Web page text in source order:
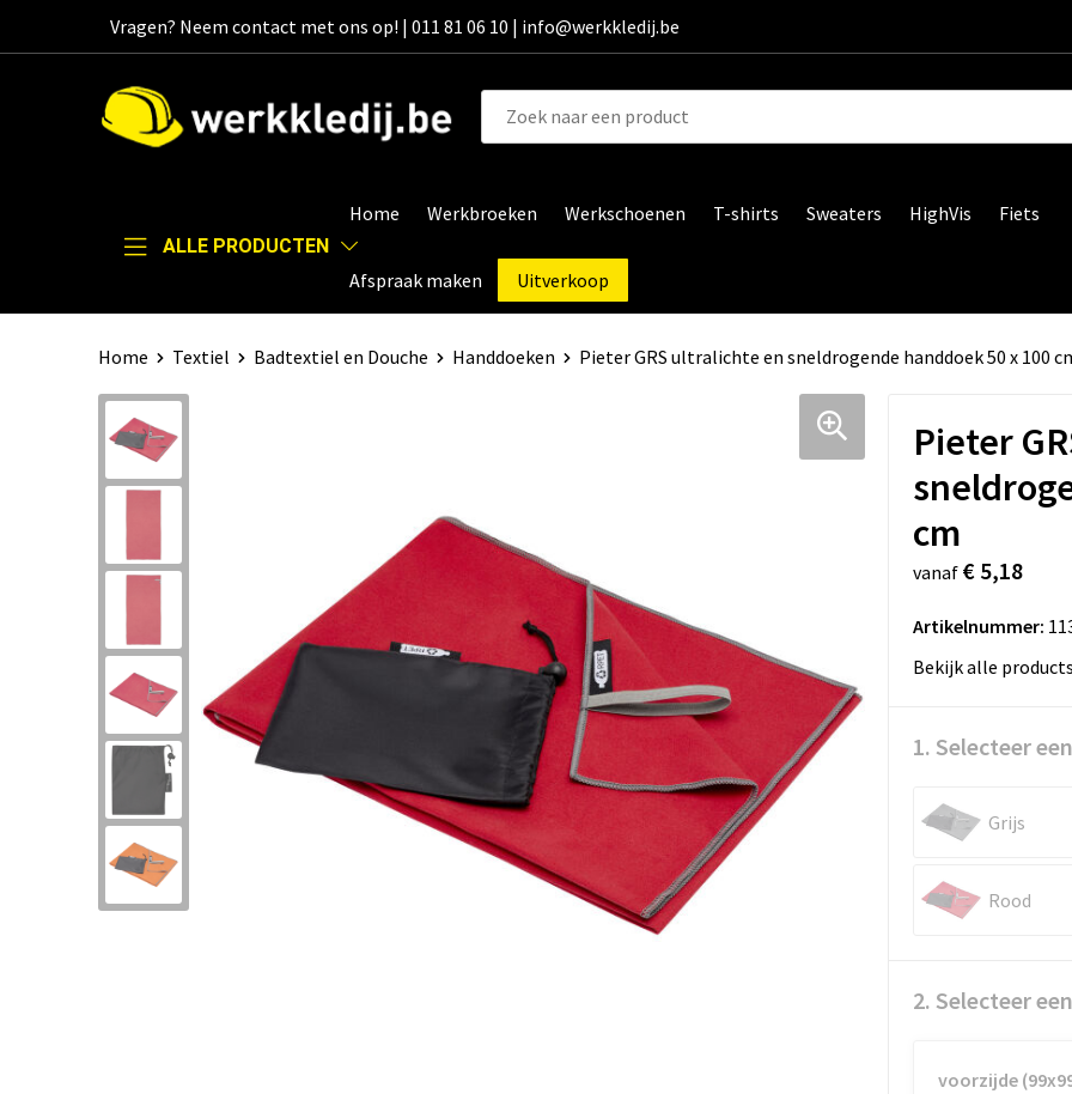
Vragen? Neem contact met ons op! | 011 81 06 10 | info@werkkledij.be
ALLE PRODUCTEN
Home Werkbroeken Werkschoenen T-shirts Sweaters HighVis Fiets
Afspraak maken Uitverkoop
Home Textiel Badtextiel en Douche Handdoeken Pieter GRS ultralichte en sneldrogende handdoek 50 x 100
Pieter
cm
vanaf € 5,18
Artikelnummer:
Bekijk alle
1. Selecteer
Grijs
Rood
2. Selecteer
voorzijde